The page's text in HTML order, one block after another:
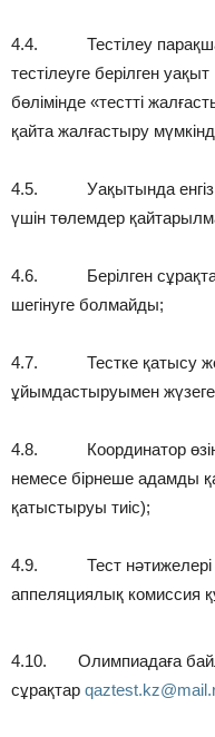
4.4. Тестілеу
тестілеуге берілген
бөлімінде «тестті
қайта жалғастыру
4.5. Уақытында
үшін төлемдер
4.6. Берілген
шегінуге болмайды;
4.7. Тестке қатысу
ұйымдастыруымен
4.8. Координатор
немесе бірнеше адамды
қатыстыруы тиіс);
4.9. Тест нәтижелері
аппеляциялық комиссия
4.10. Олимпиадаға
сұрақтар